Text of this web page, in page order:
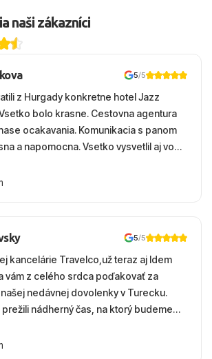
naši zákazníci
5/5
z Hurgady konkretne hotel Jazz
bolo krasne. Cestovna agentura
ocakavania. Komunikacia s panom
a napomocna. Vsetko vysvetlil aj vo
zaco sa ospravedlnujem. Hotel
top. Strava, prostredie, more,
5/5
kancelárie Travelco,už teraz aj Idem
vám z celého srdca poďakovať za
nedávnej dovolenky v Turecku.
nádherný čas, na ktorý budeme
spomínať. ​Všetko prebehlo
– od prvotného výberu zájazdu, cez